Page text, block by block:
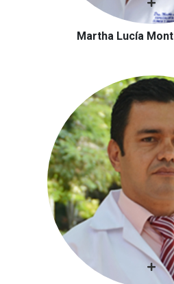
Martha Lucía